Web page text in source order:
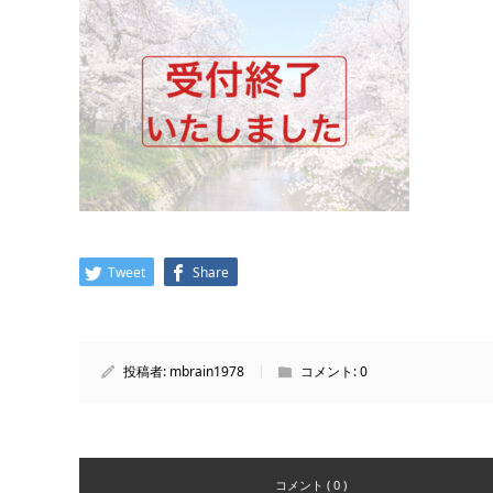
Tweet Share
投稿者: mbrain1978 コメント:0
コメント ( 0 )